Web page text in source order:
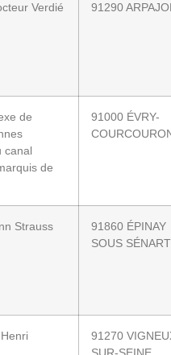
Verdié 91290
de
canal
de
91000 ÉVRY-
Strauss
91860 ÉPINAY
SOUS SÉNART
91270